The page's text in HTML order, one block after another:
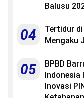
Balusu
04
Tertidur
Mengaku
05
BPBD
Indonesia
Inovasi